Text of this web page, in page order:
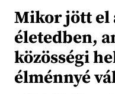
Mikor jött el
életedben,
közösségi
élménnyé